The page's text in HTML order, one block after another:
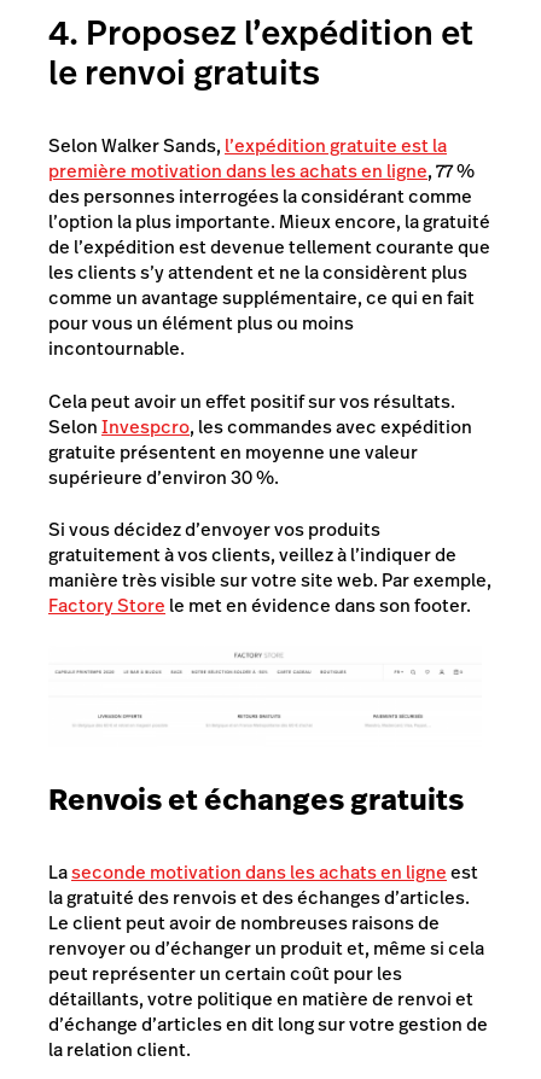
4. Proposez l’expédition et
le renvoi gratuits
Selon Walker Sands, l’expédition gratuite est la
première motivation dans les achats en ligne, 77 %
des personnes interrogées la considérant comme
l’option la plus importante. Mieux encore, la gratuité
de l’expédition est devenue tellement courante que
les clients s’y attendent et ne la considèrent plus
comme un avantage supplémentaire, ce qui en fait
pour vous un élément plus ou moins
incontournable.
Cela peut avoir un effet positif sur vos résultats.
SelonInvespcro, les commandes avec expédition
gratuite présentent en moyenne une valeur
supérieure d’environ 30 %.
Si vous décidez d’envoyer vos produits
gratuitement à vos clients, veillez à l’indiquer de
manière très visible sur votre site web. Par exemple,
Factory Store le met en évidence dans sonfooter.
Renvois et échanges gratuits
Laseconde motivation dans les achats en ligneest
la gratuité des renvois et des échanges d’articles.
Le client peut avoir de nombreuses raisons de
renvoyer ou d’échanger un produit et, même si cela
peut représenter un certain coût pour les
détaillants, votre politique en matière de renvoi et
d’échange d’articles en dit long sur votre gestion de
la relation client.